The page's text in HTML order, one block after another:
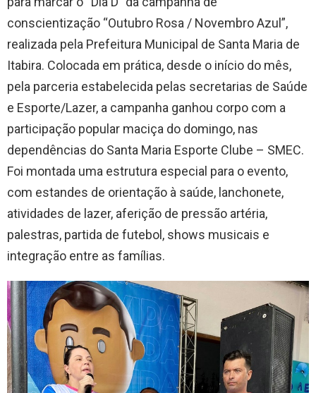
conscientização “Outubro Rosa / Novembro Azul”,
realizada pela Prefeitura Municipal de Santa Maria de
Itabira. Colocada em prática, desde o início do mês,
pela parceria estabelecida pelas secretarias de Saúde
e Esporte/Lazer, a campanha ganhou corpo com a
participação popular maciça do domingo, nas
dependências do Santa Maria Esporte Clube – SMEC.
Foi montada uma estrutura especial para o evento,
com estandes de orientação à saúde, lanchonete,
atividades de lazer, aferição de pressão artéria,
palestras, partida de futebol, shows musicais e
integração entre as famílias.